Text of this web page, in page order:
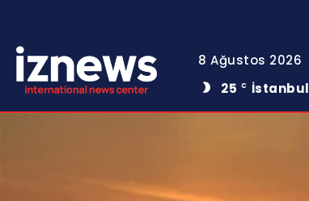
8 Ağustos 2026
25 C İstanbul